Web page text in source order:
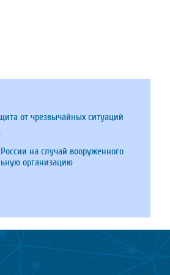
от чрезвычайных ситуаций
на случай вооруженного
организацию